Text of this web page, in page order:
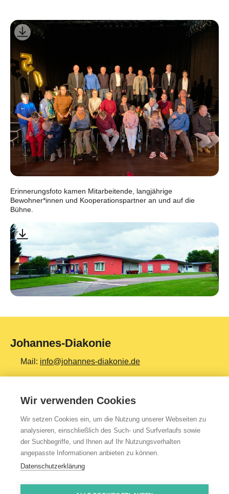
Erinnerungsfoto kamen Mitarbeitende, langjährige
Bewohner*innen und Kooperationspartner an und auf die
Bühne.
Johannes-Diakonie
Mail: info@johannes-diakonie.de
Tel:06261 - 88-0
Top Themen
Teilhabe & Assistenz
Altenpflege
Gesundheit & Kliniken
Wir verwenden Cookies
Wir setzen Cookies ein, um die Nutzung unserer Webseiten zu
analysieren, einschließlich des Such- und Surfverlaufs sowie
der Suchbegriffe, und Ihnen auf Ihr Nutzungsverhalten
angepasste Informationen anbieten zu können.
Datenschutzerklärung